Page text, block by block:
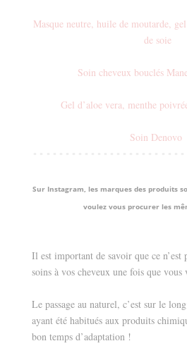
Masque neutre, huile de moutarde,
de soie
Soin cheveux bouclés
Gel d’aloe vera, menthe
Soin Denovo
Sur Instagram, les marques des produits
voulez vous procurer les
Il est important de savoir que ce n’est
soins à vos cheveux une fois que vous
Le passage au naturel, c’est sur le
ayant été habitués aux produits
bon temps d’adaptation !